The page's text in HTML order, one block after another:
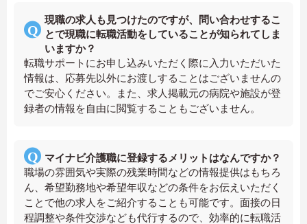
現職の求人も見つけたのですが、問い合わせするこ
とで現職に転職活動をしていることが知られてしま
いますか？
転職サポートにお申し込みいただく際に入力いただいた
情報は、応募先以外にお渡しすることはございませんの
でご安心ください。また、求人掲載元の病院や施設が登
録者の情報を自由に閲覧することもございません。
マイナビ介護職に登録するメリットはなんですか？
職場の雰囲気や実際の残業時間などの情報提供はもちろ
ん、希望勤務地や希望年収などの条件をお伝えいただく
ことで他の求人をご紹介することも可能です。面接の日
程調整や条件交渉なども代行するので、効率的に転職活